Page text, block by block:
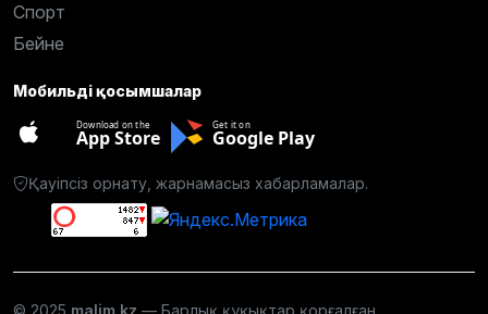
Спорт
Бейне
Мобильді қосымшалар
Download on the
App Store
Get it on
Google Play
Қауіпсіз орнату, жарнамасыз хабарламалар.
© 2025 malim.kz — Барлық құқықтар қорғалған.